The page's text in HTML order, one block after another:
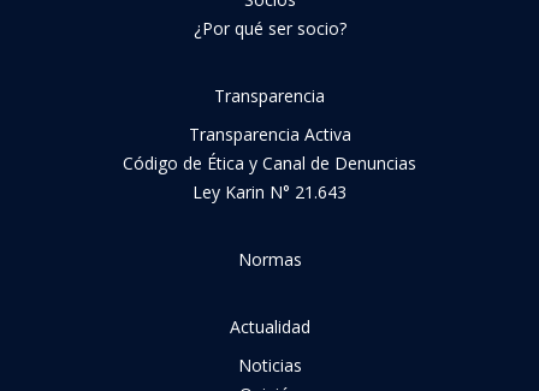
¿Por qué ser socio?
Transparencia
Transparencia Activa
Código de Ética y Canal de Denuncias
Ley Karin N° 21.643
Normas
Actualidad
Noticias